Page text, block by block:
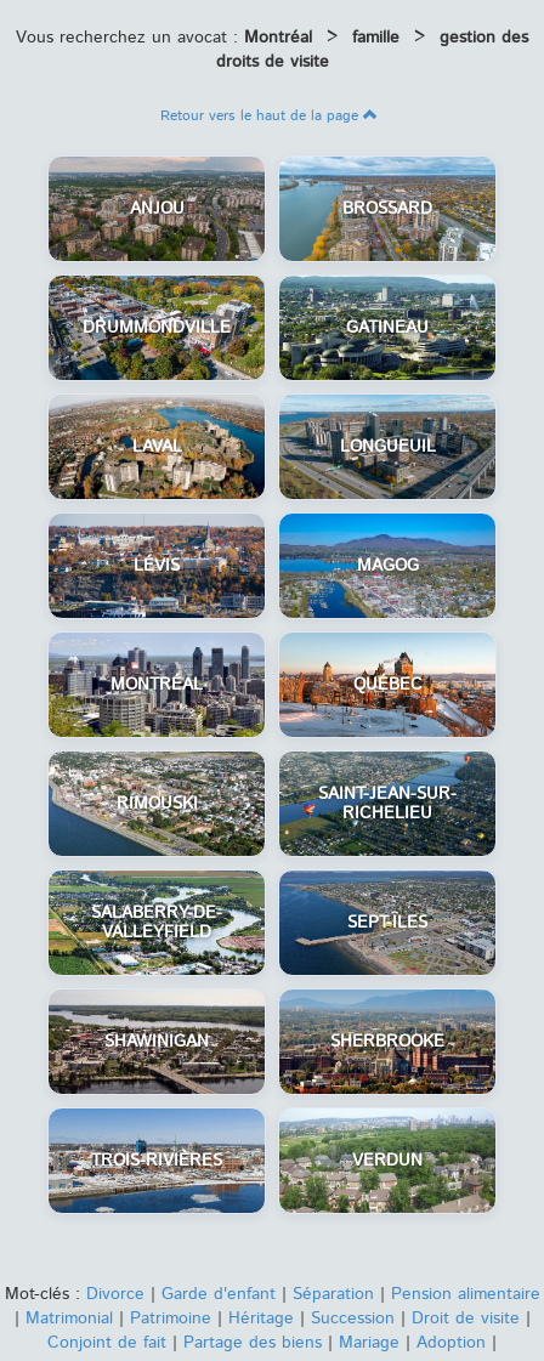
Vous recherchez un avocat : Montréal > famille > gestion des
droits de visite
Retour vers le haut de la page
ANJOU BROSSARD
DRUMMONDVILLE GATINEAU
LAVAL LONGUEUIL
LÉVIS MAGOG
MONTRÉAL QUÉBEC
RIMOUSKI
SAINT-JEAN-SUR-
RICHELIEU
SALABERRY-DE-
VALLEYFIELD
SEPT-ÎLES
SHAWINIGAN SHERBROOKE
TROIS-RIVIÈRES VERDUN
Mot-clés : Divorce | Garde d'enfant| Séparation | Pension alimentaire
| Matrimonial| Patrimoine | Héritage | Succession | Droit de visite |
Conjoint de fait | Partage des biens | Mariage | Adoption |